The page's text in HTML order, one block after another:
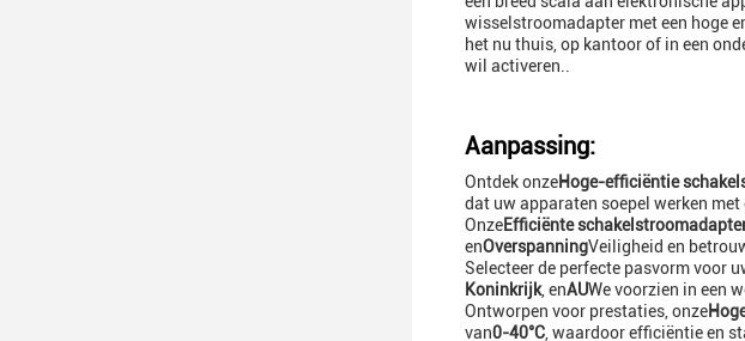
wisselstroomadapter met een hoge
het nu thuis, op kantoor of in een
wil activeren..
Aanpassing:
Ontdek onzeHoge-efficiëntie
dat uw apparaten soepel werken met
OnzeEfficiënte
enOverspanningVeiligheid en
Selecteer de perfecte pasvorm voor
Koninkrijk, enAUWe voorzien in een
Ontworpen voor prestaties, onze
van0-40°C , waardoor efficiëntie en